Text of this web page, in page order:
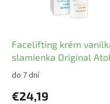
Facelifting krém
slamienka Original
do 7 dní
€24,19